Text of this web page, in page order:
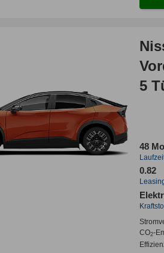
5
48
0.82
CO2-